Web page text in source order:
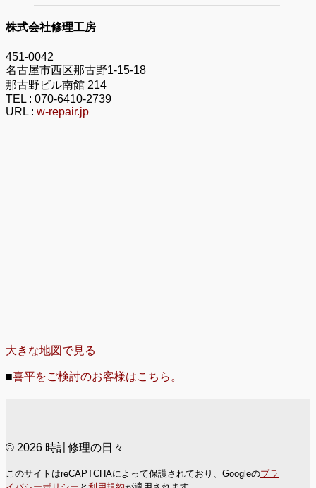
株式会社修理工房
451-0042
名古屋市西区那古野1-15-18
那古野ビル南館 214
TEL : 070-6410-2739
URL : w-repair.jp
大きな地図で見る
■喜平をご検討のお客様はこちら。
© 2026 時計修理の日々
このサイトはreCAPTCHAによって保護されており、Googleのプラ